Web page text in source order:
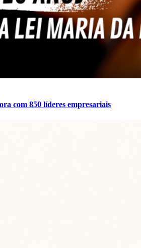
com 850 líderes empresariais